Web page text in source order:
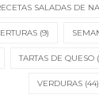
SALADAS DE
(9)
TARTAS DE QUESO
VERDURAS (44)